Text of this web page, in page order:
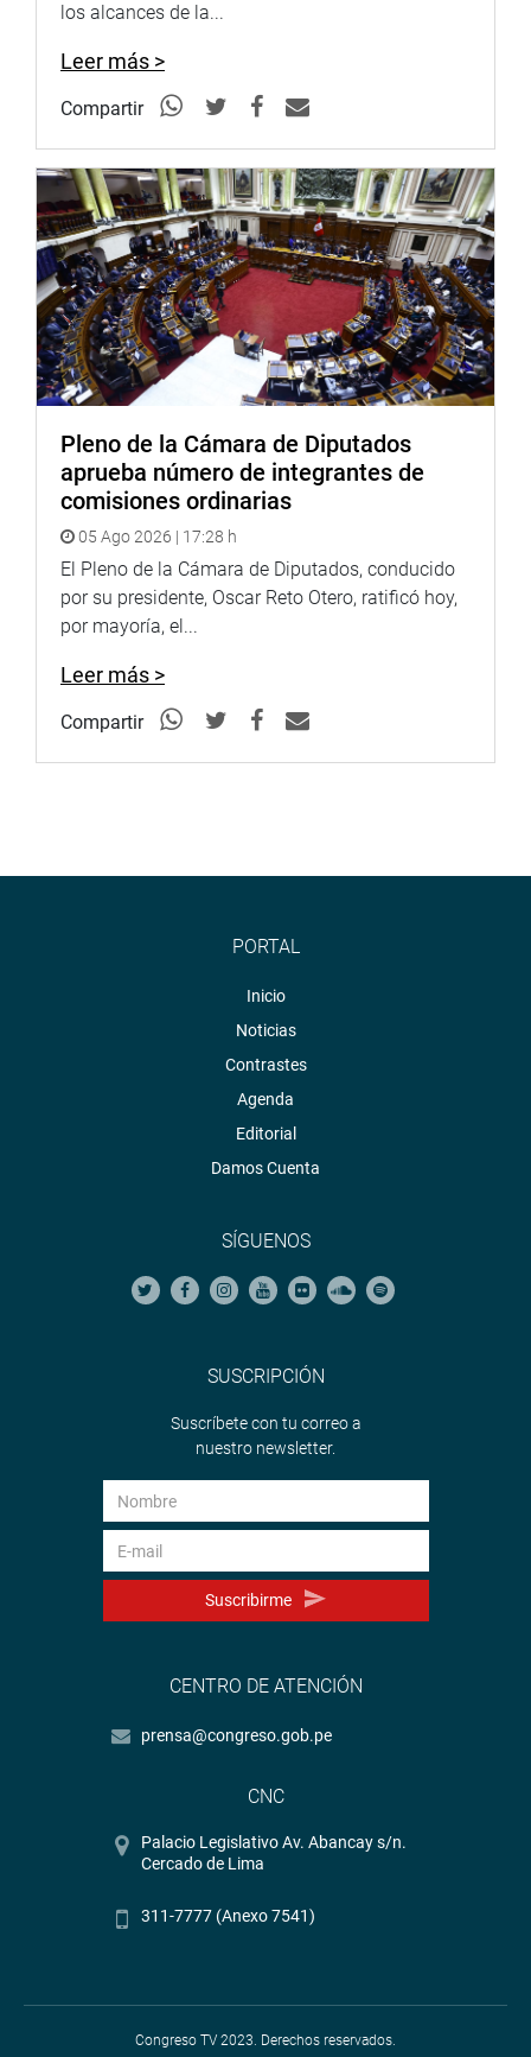
los alcances de la...
Leer más >
Compartir
Pleno de la Cámara de Diputados
aprueba número de integrantes de
comisiones ordinarias
05 Ago 2026 | 17:28 h
El Pleno de la Cámara de Diputados, conducido
por su presidente, Oscar Reto Otero, ratificó hoy,
por mayoría, el...
Leer más >
Compartir
PORTAL
Inicio
Noticias
Contrastes
Agenda
Editorial
Damos Cuenta
SÍGUENOS
SUSCRIPCIÓN
Suscríbete con tu correo a
nuestro newsletter.
Suscribirme
CENTRO DE ATENCIÓN
prensa@congreso.gob.pe
CNC
Palacio Legislativo Av. Abancay s/n.
Cercado de Lima
311-7777 (Anexo 7541)
Congreso TV 2023. Derechos reservados.